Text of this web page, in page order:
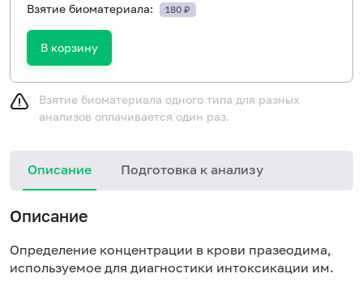
Взятие биоматериала: 180 ₽
В корзину
Взятие биоматериала одного типа для разных
анализов оплачивается один раз.
Описание Подготовка к анализу
Описание
Определение концентрации в крови празеодима,
используемое для диагностики интоксикации им.